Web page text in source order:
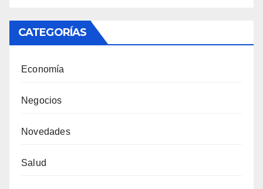
CATEGORÍAS
Economía
Negocios
Novedades
Salud